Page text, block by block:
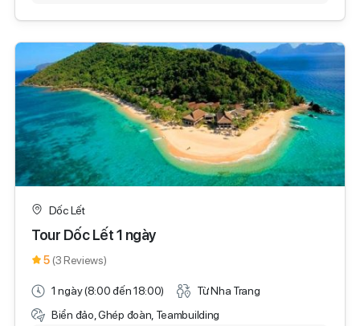
Dốc Lết
Tour Dốc Lết 1 ngày
5 (3 Reviews)
1 ngày (8:00 đến 18:00)
Từ Nha Trang
Biển đảo, Ghép đoàn, Teambuilding